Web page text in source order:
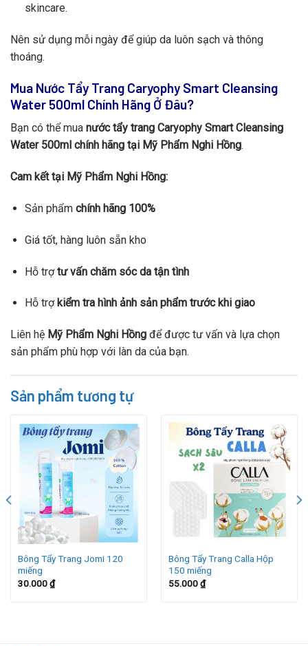
skincare.
Nên sử dụng mỗi ngày để giúp da luôn sạch và thông
thoáng.
Mua Nước Tẩy Trang Caryophy Smart Cleansing
Water 500ml Chính Hãng Ở Đâu?
Bạn có thể mua nước tẩy trang Caryophy Smart Cleansing
Water 500ml chính hãng tại Mỹ Phẩm Nghi Hồng.
Cam kết tại Mỹ Phẩm Nghi Hồng:
Sản phẩm chính hãng 100%
Giá tốt, hàng luôn sẵn kho
Hỗ trợtư vấn chăm sóc da tận tình
Hỗ trợ kiểm tra hình ảnh sản phẩm trước khi giao
Liên hệ Mỹ Phẩm Nghi Hồng để được tư vấn và lựa chọn
sản phẩm phù hợp với làn da của bạn.
Sản phẩm tương tự
Bông Tẩy Trang Jomi 120
miếng
30.000₫
Bông Tẩy Trang Calla Hộp
150 miếng
55.000₫